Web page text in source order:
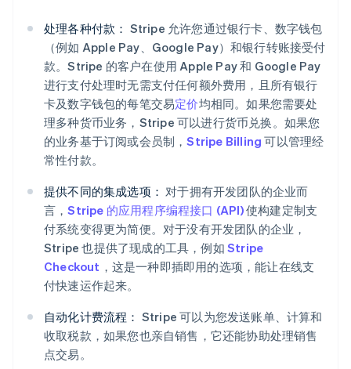
处理各种付款： Stripe 允许您通过银行卡、数字钱包
（例如 Apple Pay、Google Pay）和银行转账接受付
款。Stripe 的客户在使用 Apple Pay 和 Google Pay
进行支付处理时无需支付任何额外费用，且所有银行
卡及数字钱包的每笔交易定价均相同。如果您需要处
理多种货币业务，Stripe 可以进行货币兑换。如果您
的业务基于订阅或会员制，Stripe Billing 可以管理经
常性付款。
提供不同的集成选项： 对于拥有开发团队的企业而
言，Stripe 的应用程序编程接口 (API)使构建定制支
付系统变得更为简便。对于没有开发团队的企业，
Stripe 也提供了现成的工具，例如 Stripe
Checkout ，这是一种即插即用的选项，能让在线支
付快速运作起来。
自动化计费流程： Stripe 可以为您发送账单、计算和
收取税款，如果您也亲自销售，它还能协助处理销售
点交易。